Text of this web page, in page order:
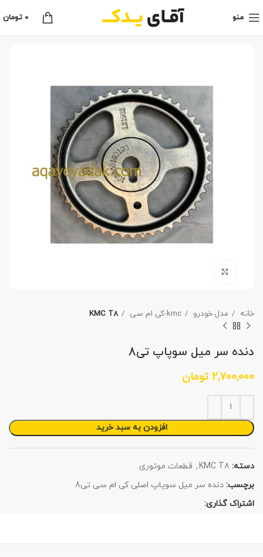
منو 0 تومان
خانه مدل خودرو kmc-کی ام سی KMC T8
دنده سر میل سوپاپ تی8
2,700,000 تومان
افزودن به سبد خرید
دسته: KMC T8
, قطعات موتوری
برچسب: دنده سر میل سوپاپ اصلی کی ام سی تی8
اشتراک گذاری: